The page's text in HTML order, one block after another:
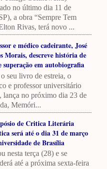
no último dia 11 de
a obra “Sempre Tem
Rivas, terá novo ...
e médico cadeirante, José
Morais, descreve história de
superação em autobiografia
seu livro de estreia, o
e professor universitário
lança no próximo dia 23 de
Memóri...
de Critica Literária
será até o dia 31 de março
de Brasília
nesta terça (28) e se
até a próxima sexta-feira